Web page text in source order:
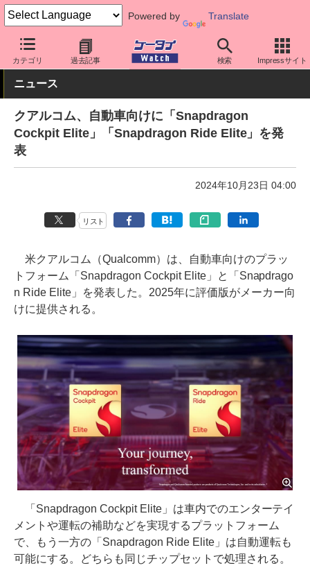
Powered by Translate
カテゴリ 過去記事 検索 Impressサイト
ケータイ Watch 最新技術/その他 車
ニュース
クアルコム、自動車向けに「Snapdragon
Cockpit Elite」「Snapdragon Ride Elite」を発
表
2024年10月23日 04:00
リスト
米クアルコム（Qualcomm）は、自動車向けのプラッ
トフォーム「Snapdragon Cockpit Elite」と「Snapdrago
n Ride Elite」を発表した。2025年に評価版がメーカー向
けに提供される。
「Snapdragon Cockpit Elite」は車内でのエンターテイ
メントや運転の補助などを実現するプラットフォーム
で、もう一方の「Snapdragon Ride Elite」は自動運転も
可能にする。どちらも同じチップセットで処理される。